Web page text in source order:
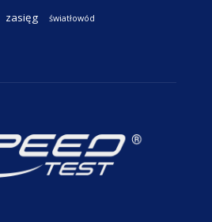
zasięg światłowód